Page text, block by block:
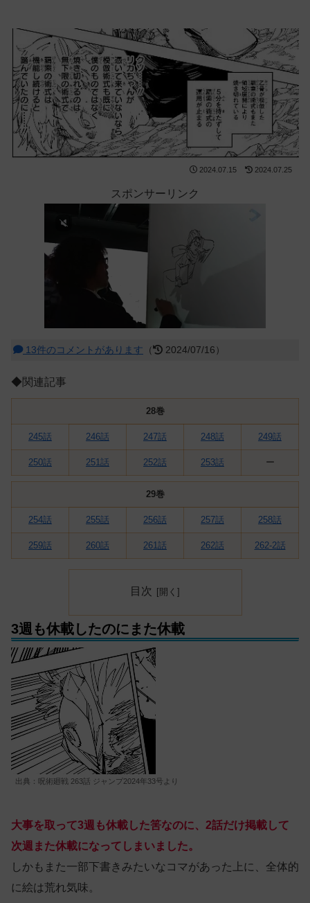
2024.07.15 2024.07.25
スポンサーリンク
13件のコメントがあります （ 2024/07/16）
◆関連記事
28巻
245話 246話 247話 248話 249話
250話 251話 252話 253話 ー
29巻
254話 255話 256話 257話 258話
259話 260話 261話 262話 262-2話
目次
3週も休載したのにまた休載
出典：呪術廻戦 263話 ジャンプ2024年33号より
大事を取って3週も休載した筈なのに、2話だけ掲載して
次週また休載になってしまいました。
しかもまた一部下書きみたいなコマがあった上に、全体的
に絵は荒れ気味。